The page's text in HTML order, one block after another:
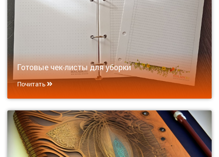
Готовые чек-листы для уборки
Почитать